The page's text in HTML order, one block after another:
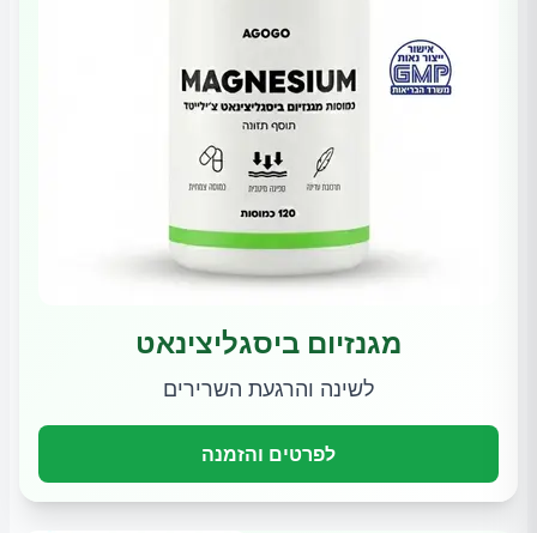
מגנזיום ביסגליצינאט
לשינה והרגעת השרירים
לפרטים והזמנה